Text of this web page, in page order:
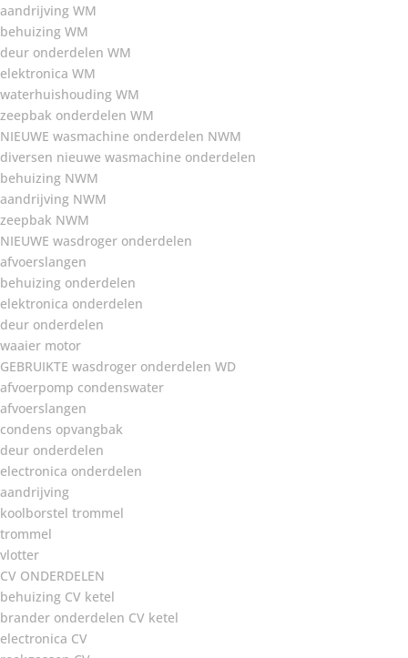
aandrijving WM
behuizing WM
deur onderdelen WM
elektronica WM
waterhuishouding WM
zeepbak onderdelen WM
NIEUWE wasmachine onderdelen NWM
diversen nieuwe wasmachine onderdelen
behuizing NWM
aandrijving NWM
zeepbak NWM
NIEUWE wasdroger onderdelen
afvoerslangen
behuizing onderdelen
elektronica onderdelen
deur onderdelen
waaier motor
GEBRUIKTE wasdroger onderdelen WD
afvoerpomp condenswater
afvoerslangen
condens opvangbak
deur onderdelen
electronica onderdelen
aandrijving
koolborstel trommel
trommel
vlotter
CV ONDERDELEN
behuizing CV ketel
brander onderdelen CV ketel
electronica CV